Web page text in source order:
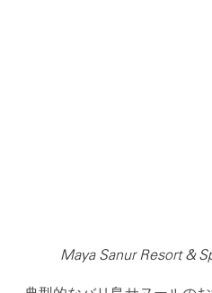
Maya Sanur Resort &